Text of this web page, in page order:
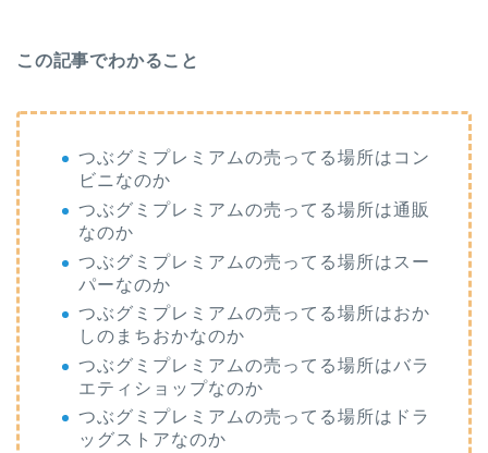
この記事でわかること
つぶグミプレミアムの売ってる場所はコン
ビニなのか
つぶグミプレミアムの売ってる場所は通販
なのか
つぶグミプレミアムの売ってる場所はスー
パーなのか
つぶグミプレミアムの売ってる場所はおか
しのまちおかなのか
つぶグミプレミアムの売ってる場所はバラ
エティショップなのか
つぶグミプレミアムの売ってる場所はドラ
ッグストアなのか